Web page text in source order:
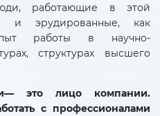
работающие в этой
и эрудированные, как
работы в научно-
структурах высшего
это лицо компании.
с профессионалами